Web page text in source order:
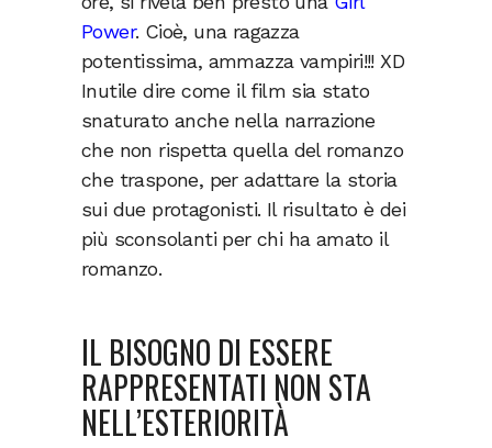
Power. Cioè, una ragazza
potentissima, ammazza vampiri!!! XD
Inutile dire come il film sia stato
snaturato anche nella narrazione
che non rispetta quella del romanzo
che traspone, per adattare la storia
sui due protagonisti. Il risultato è dei
più sconsolanti per chi ha amato il
romanzo.
IL BISOGNO DI ESSERE
RAPPRESENTATI NON STA
NELL’ESTERIORITÀ